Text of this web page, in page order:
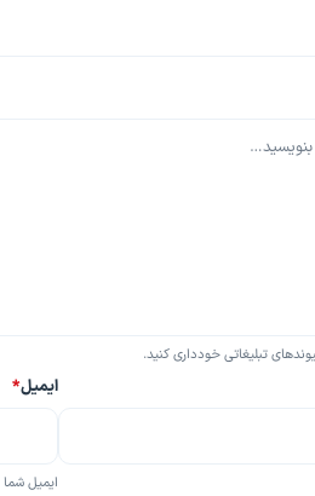
تبلیغاتی خودداری کنید.
ایمیل*
ایمیل